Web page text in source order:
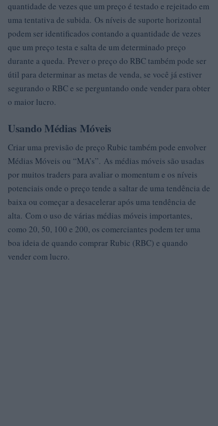
quantidade de vezes que um preço é testado e rejeitado em
uma tentativa de subida. Os níveis de suporte horizontal
podem ser identificados contando a quantidade de vezes
que um preço testa e salta de um determinado preço
durante a queda. Prever o preço do RBC também pode ser
útil para determinar as metas de venda, se você já estiver
segurando o RBC e se perguntando onde vender para obter
o maior lucro.
Usando Médias Móveis
Criar uma previsão de preço Rubic também pode envolver
Médias Móveis ou “MA’s”. As médias móveis são usadas
por muitos traders para avaliar o momentum e os níveis
potenciais onde o preço tende a saltar de uma tendência de
baixa ou começar a desacelerar após uma tendência de
alta. Com o uso de várias médias móveis importantes,
como 20, 50, 100 e 200, os comerciantes podem ter uma
boa ideia de quando comprar Rubic (RBC) e quando
vender com lucro.